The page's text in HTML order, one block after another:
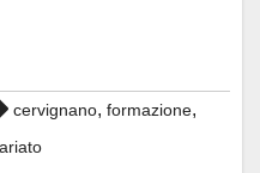
cervignano, formazione,